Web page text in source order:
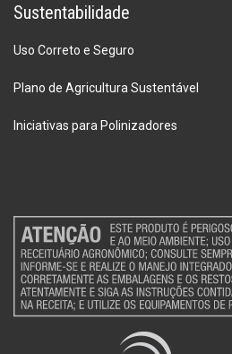
Sustentabilidade
Uso Correto e Seguro
Plano de Agricultura Sustentável
Iniciativas para Polinizadores